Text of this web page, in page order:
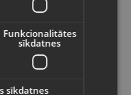
4GB RAM
Funkcionalitātes
sīkdatnes
sīkdatnes